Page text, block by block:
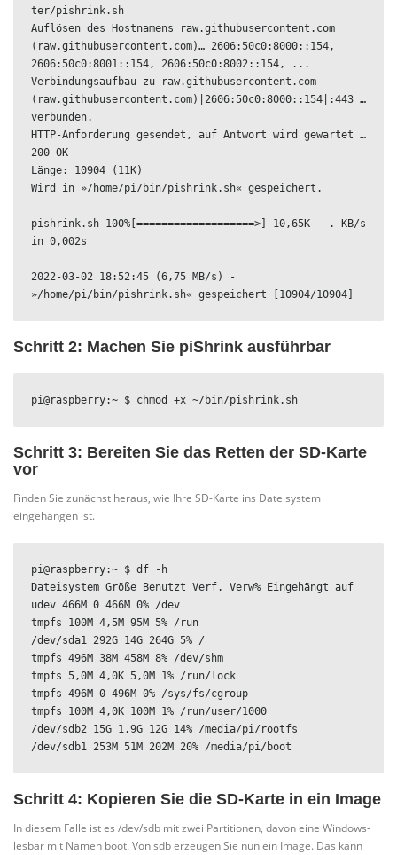
ter/pishrink.sh
Auflösen des Hostnamens raw.githubusercontent.com
(raw.githubusercontent.com)… 2606:50c0:8000::154,
2606:50c0:8001::154, 2606:50c0:8002::154, ...
Verbindungsaufbau zu raw.githubusercontent.com
(raw.githubusercontent.com)|2606:50c0:8000::154|:443 …
verbunden.
HTTP-Anforderung gesendet, auf Antwort wird gewartet …
200 OK
Länge: 10904 (11K)
Wird in »/home/pi/bin/pishrink.sh« gespeichert.
pishrink.sh 100%[===================>] 10,65K --.-KB/s
in 0,002s
2022-03-02 18:52:45 (6,75 MB/s) -
»/home/pi/bin/pishrink.sh« gespeichert [10904/10904]
Schritt 2: Machen Sie piShrink ausführbar
pi@raspberry:~ $ chmod +x ~/bin/pishrink.sh
Schritt 3: Bereiten Sie das Retten der SD-Karte
vor
Finden Sie zunächst heraus, wie Ihre SD-Karte ins Dateisystem
eingehangen ist.
pi@raspberry:~ $ df -h
Dateisystem Größe Benutzt Verf. Verw% Eingehängt auf
udev 466M 0 466M 0% /dev
tmpfs 100M 4,5M 95M 5% /run
/dev/sda1 292G 14G 264G 5% /
tmpfs 496M 38M 458M 8% /dev/shm
tmpfs 5,0M 4,0K 5,0M 1% /run/lock
tmpfs 496M 0 496M 0% /sys/fs/cgroup
tmpfs 100M 4,0K 100M 1% /run/user/1000
/dev/sdb2 15G 1,9G 12G 14% /media/pi/rootfs
/dev/sdb1 253M 51M 202M 20% /media/pi/boot
Schritt 4: Kopieren Sie die SD-Karte in ein Image
In diesem Falle ist es /dev/sdb mit zwei Partitionen, davon eine Windows-
lesbar mit Namen boot. Von sdb erzeugen Sie nun ein Image. Das kann